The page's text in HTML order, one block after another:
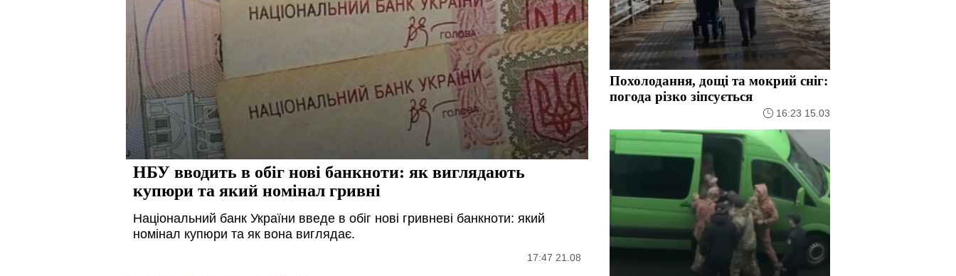
НБУ вводить в обіг нові банкноти: як виглядають
купюри та який номінал гривні
Національний банк України введе в обіг нові гривневі банкноти: який
номінал купюри та як вона виглядає.
17:47 21.08
Похолодання, дощі та мокрий сніг:
погода різко зіпсується
16:23 15.03